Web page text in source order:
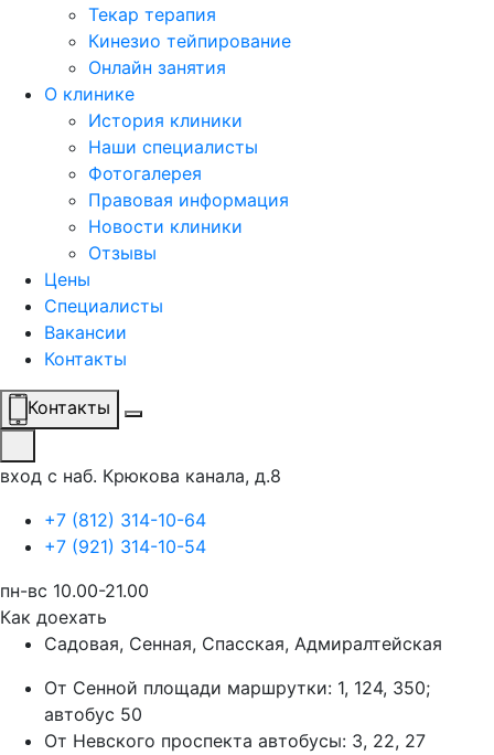
Текар терапия
Кинезио тейпирование
Онлайн занятия
О клинике
История клиники
Наши специалисты
Фотогалерея
Правовая информация
Новости клиники
Отзывы
Цены
Специалисты
Вакансии
Контакты
Контакты
вход с наб. Крюкова канала, д.8
+7 (812) 314-10-64
+7 (921) 314-10-54
пн-вс 10.00-21.00
Как доехать
Садовая, Сенная, Спасская, Адмиралтейская
От Сенной площади маршрутки: 1, 124, 350;
автобус 50
От Невского проспекта автобусы: 3, 22, 27